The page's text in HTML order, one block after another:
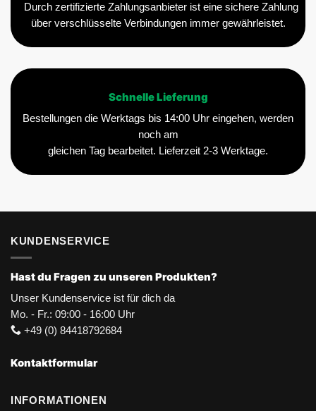
Durch zertifizierte Zahlungsanbieter ist eine sichere Zahlung
über verschlüsselte Verbindungen immer gewährleistet.
Schnelle Lieferung
Bestellungen die Werktags bis 14:00 Uhr eingehen, werden
noch am
gleichen Tag bearbeitet. Lieferzeit 2-3 Werktage.
KUNDENSERVICE
Hast du Fragen zu unseren Produkten?
Unser Kundenservice ist für dich da
Mo. - Fr.: 09:00 - 16:00 Uhr
+49 (0) 84418792684
Kontaktformular
INFORMATIONEN